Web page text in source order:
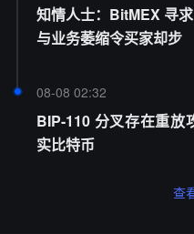
知情人士：BitMEX 寻
与业务萎缩令买家却步
08-08 02:32
BIP-110 分叉存在重放
实比特币
查